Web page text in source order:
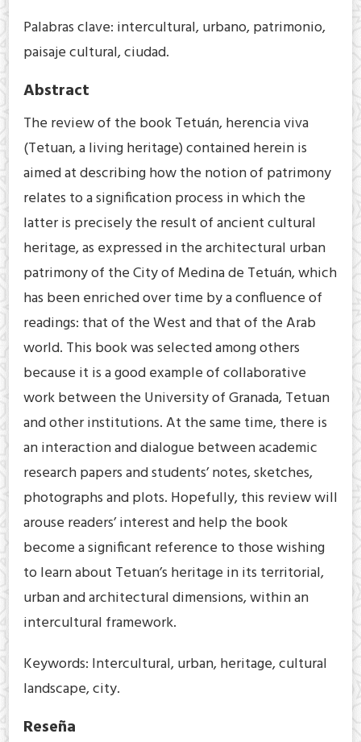
Palabras clave: intercultural, urbano, patrimonio,
paisaje cultural, ciudad.
Abstract
The review of the book Tetuán, herencia viva
(Tetuan, a living heritage) contained herein is
aimed at describing how the notion of patrimony
relates to a signification process in which the
latter is precisely the result of ancient cultural
heritage, as expressed in the architectural urban
patrimony of the City of Medina de Tetuán, which
has been enriched over time by a confluence of
readings: that of the West and that of the Arab
world. This book was selected among others
because it is a good example of collaborative
work between the University of Granada, Tetuan
and other institutions. At the same time, there is
an interaction and dialogue between academic
research papers and students’ notes, sketches,
photographs and plots. Hopefully, this review will
arouse readers’ interest and help the book
become a significant reference to those wishing
to learn about Tetuan’s heritage in its territorial,
urban and architectural dimensions, within an
intercultural framework.
Keywords: Intercultural, urban, heritage, cultural
landscape, city.
Reseña